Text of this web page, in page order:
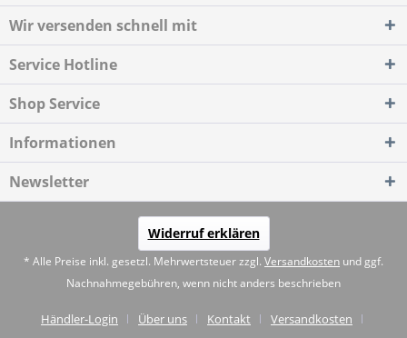
Wir versenden schnell mit
Service Hotline
Shop Service
Informationen
Newsletter
Widerruf erklären
* Alle Preise inkl. gesetzl. Mehrwertsteuer zzgl. Versandkosten und ggf.
Nachnahmegebühren, wenn nicht anders beschrieben
Händler-Login Über uns Kontakt
Versandkosten